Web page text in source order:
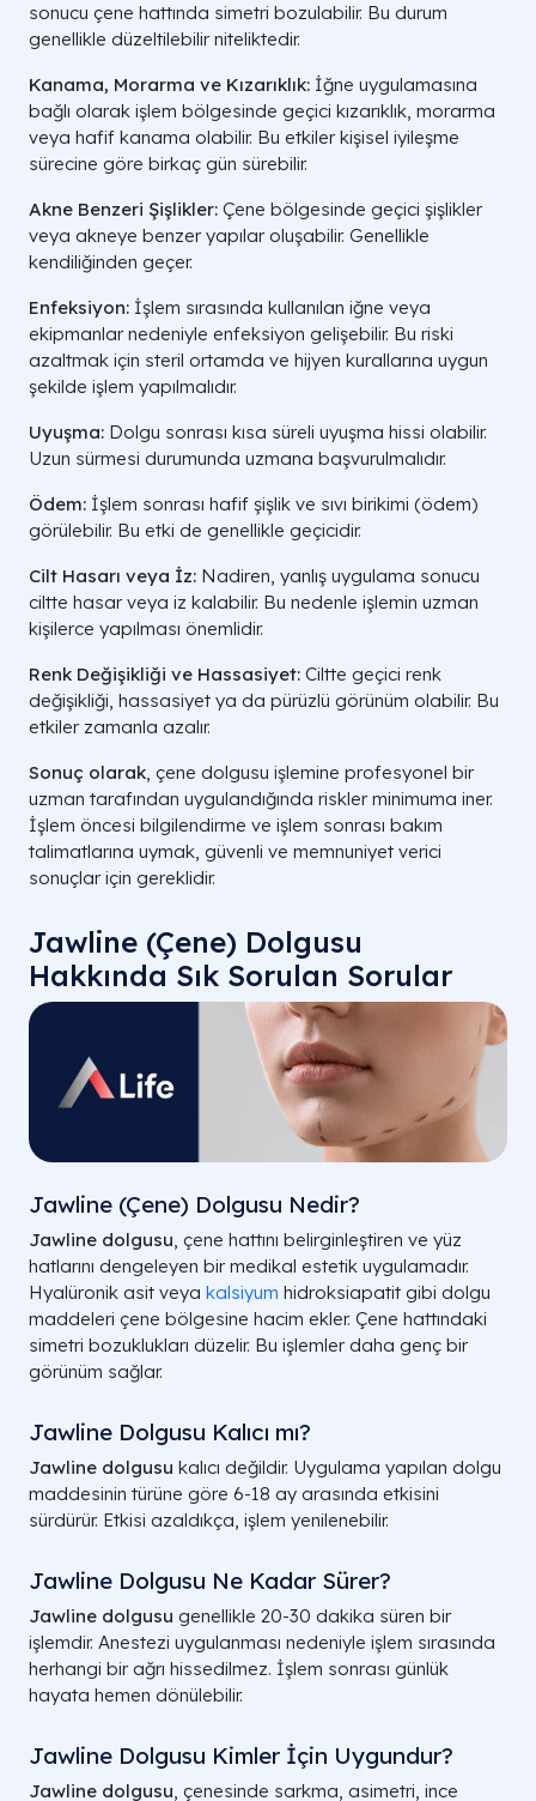
sonucu çene hattında simetri bozulabilir. Bu durum
genellikle düzeltilebilir niteliktedir.
Kanama, Morarma ve Kızarıklık: İğne uygulamasına
bağlı olarak işlem bölgesinde geçici kızarıklık, morarma
veya hafif kanama olabilir. Bu etkiler kişisel iyileşme
sürecine göre birkaç gün sürebilir.
Akne Benzeri Şişlikler: Çene bölgesinde geçici şişlikler
veya akneye benzer yapılar oluşabilir. Genellikle
kendiliğinden geçer.
Enfeksiyon: İşlem sırasında kullanılan iğne veya
ekipmanlar nedeniyle enfeksiyon gelişebilir. Bu riski
azaltmak için steril ortamda ve hijyen kurallarına uygun
şekilde işlem yapılmalıdır.
Uyuşma: Dolgu sonrası kısa süreli uyuşma hissi olabilir.
Uzun sürmesi durumunda uzmana başvurulmalıdır.
Ödem: İşlem sonrası hafif şişlik ve sıvı birikimi (ödem)
görülebilir. Bu etki de genellikle geçicidir.
Cilt Hasarı veya İz: Nadiren, yanlış uygulama sonucu
ciltte hasar veya iz kalabilir. Bu nedenle işlemin uzman
kişilerce yapılması önemlidir.
Renk Değişikliği ve Hassasiyet: Ciltte geçici renk
değişikliği, hassasiyet ya da pürüzlü görünüm olabilir. Bu
etkiler zamanla azalır.
Sonuç olarak, çene dolgusu işlemine profesyonel bir
uzman tarafından uygulandığında riskler minimuma iner.
İşlem öncesi bilgilendirme ve işlem sonrası bakım
talimatlarına uymak, güvenli ve memnuniyet verici
sonuçlar için gereklidir.
Jawline (Çene) Dolgusu
Hakkında Sık Sorulan Sorular
Jawline (Çene) Dolgusu Nedir?
Jawline dolgusu , çene hattını belirginleştiren ve yüz
hatlarını dengeleyen bir medikal estetik uygulamadır.
Hyalüronik asit veya kalsiyum hidroksiapatit gibi dolgu
maddeleri çene bölgesine hacim ekler. Çene hattındaki
simetri bozuklukları düzelir. Bu işlemler daha genç bir
görünüm sağlar.
Jawline Dolgusu Kalıcı mı?
Jawline dolgusu kalıcı değildir. Uygulama yapılan dolgu
maddesinin türüne göre 6-18 ay arasında etkisini
sürdürür. Etkisi azaldıkça, işlem yenilenebilir.
Jawline Dolgusu Ne Kadar Sürer?
Jawline dolgusu genellikle 20-30 dakika süren bir
işlemdir. Anestezi uygulanması nedeniyle işlem sırasında
herhangi bir ağrı hissedilmez. İşlem sonrası günlük
hayata hemen dönülebilir.
Jawline Dolgusu Kimler İçin Uygundur?
Jawline dolgusu , çenesinde sarkma, asimetri, ince